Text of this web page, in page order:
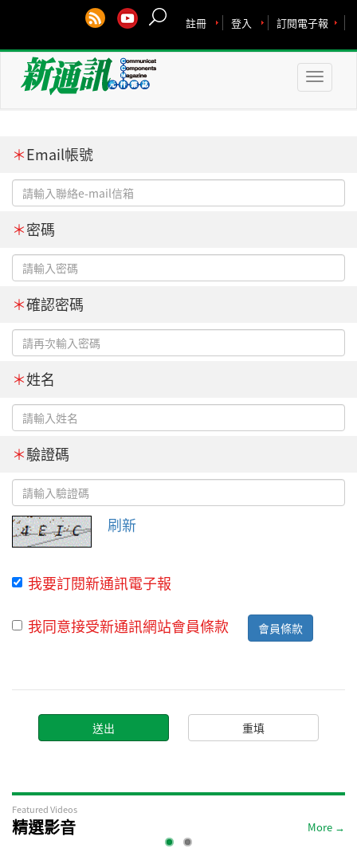
訂閱電子報
登入
註冊
Toggle
＊Email帳號
＊密碼
＊確認密碼
＊姓名
＊驗證碼
刷新
我要訂閱新通訊電子報
我同意接受新通訊網站會員條款
會員條款
Featured Videos
精選影音 More →